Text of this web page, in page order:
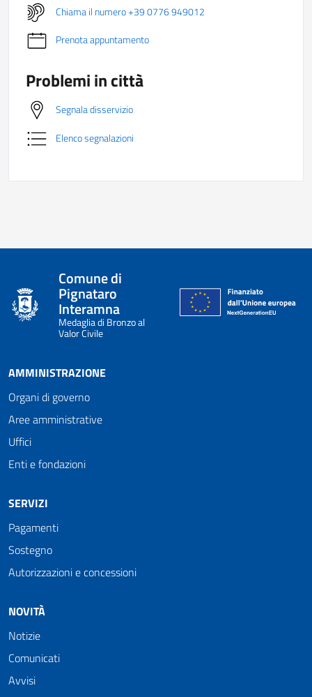
Chiama il numero +39 0776 949012
Prenota appuntamento
Problemi in città
Segnala disservizio
Elenco segnalazioni
Comune di
Pignataro
Interamna
Medaglia di Bronzo al
Valor Civile
AMMINISTRAZIONE
Organi di governo
Aree amministrative
Uffici
Enti e fondazioni
SERVIZI
Pagamenti
Sostegno
Autorizzazioni e concessioni
NOVITÀ
Notizie
Comunicati
Avvisi